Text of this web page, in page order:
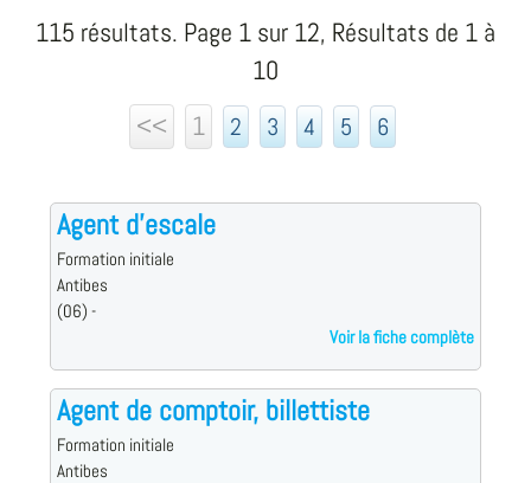
115 résultats. Page 1 sur 12, Résultats de 1 à
10
<<
1 2 3 4 5 6
Agent d'escale
Formation initiale
Antibes
(06) -
Voir la fiche complète
Agent de comptoir, billettiste
Formation initiale
Antibes